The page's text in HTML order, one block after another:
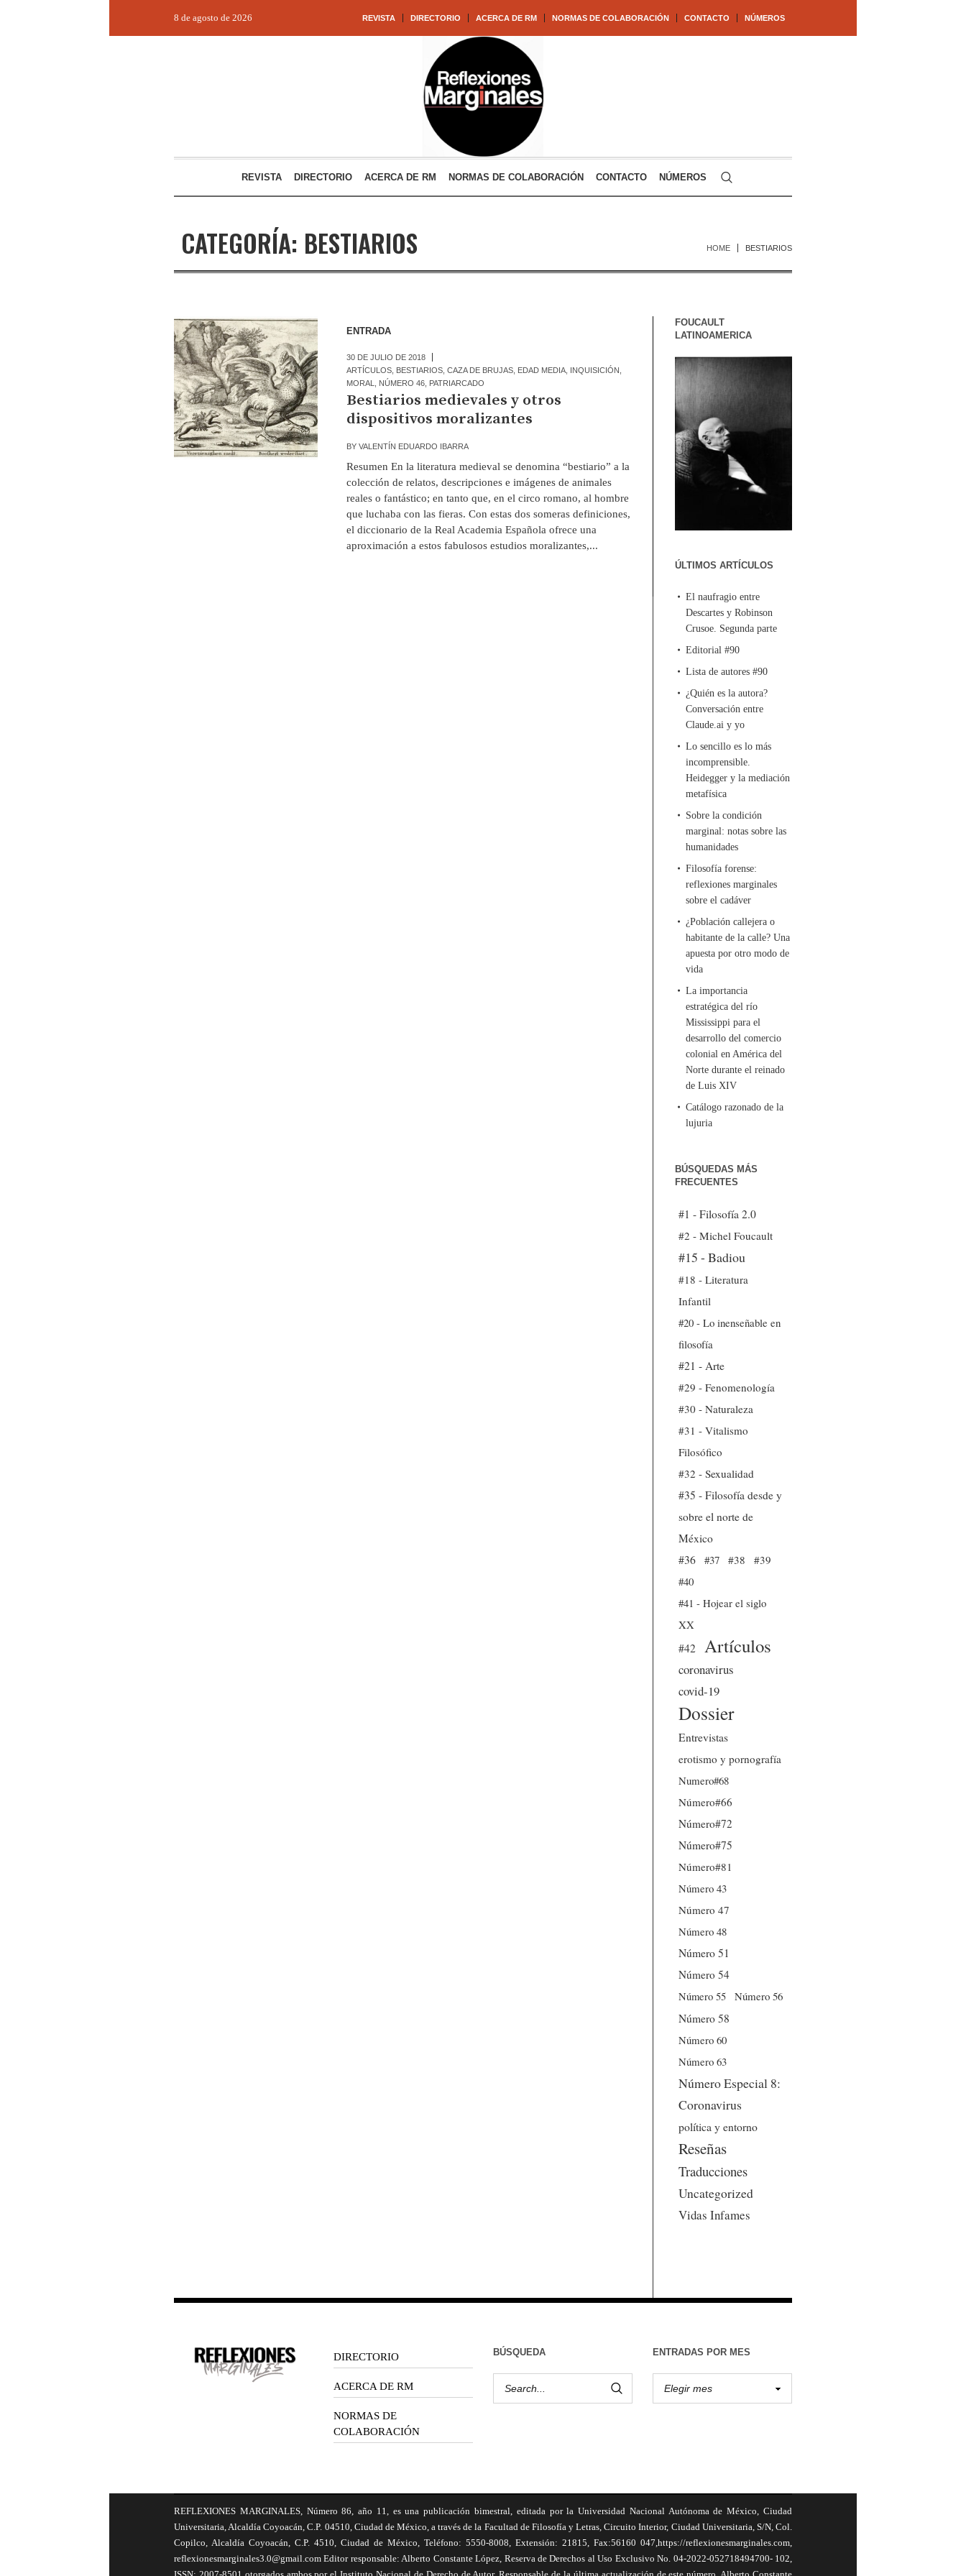
REVISTA DIRECTORIO ACERCA DE RM NORMAS DE COLABORACIÓN CONTACTO NÚMEROS
8 de agosto de 2026
REVISTA DIRECTORIO ACERCA DE RM NORMAS DE COLABORACIÓN CONTACTO NÚMEROS
CATEGORÍA: BESTIARIOS HOME BESTIARIOS
ENTRADA
30 DE JULIO DE 2018
ARTÍCULOS, BESTIARIOS, CAZA DE BRUJAS, EDAD MEDIA, INQUISICIÓN
MORAL
NÚMERO 46, PATRIARCADO
Bestiarios medievales y otros
dispositivos moralizantes
BY VALENTÍN EDUARDO IBARRA
Resumen En la literatura medieval se denomina “bestiario” a la
colección de relatos, descripciones e imágenes de animales
reales o fantástico; en tanto que, en el circo romano, al hombre
que luchaba con las fieras. Con estas dos someras definiciones,
el diccionario de la Real Academia Española ofrece una
aproximación a estos fabulosos estudios moralizantes,...
FOUCAULT
LATINOAMERICA
ÚLTIMOS ARTÍCULOS
El naufragio entre
Descartes y Robinson
Crusoe. Segunda parte
Editorial #90
Lista de autores #90
¿Quién es la autora?
Conversación entre
Claude.ai y yo
Lo sencillo es lo más
incomprensible.
Heidegger y la mediación
metafísica
Sobre la condición
marginal: notas sobre las
humanidades
Filosofía forense:
reflexiones marginales
sobre el cadáver
¿Población callejera o
habitante de la calle? Una
apuesta por otro modo de
vida
La importancia
estratégica del río
Mississippi para el
desarrollo del comercio
colonial en América del
Norte durante el reinado
de Luis XIV
Catálogo razonado de la
lujuria
BÚSQUEDAS MÁS
FRECUENTES
#1 - Filosofía 2.0
#2 - Michel Foucault
#15 - Badiou
#18 - Literatura
Infantil
#20 - Lo inenseñable en
filosofía
#21 - Arte
#29 - Fenomenología
#30 - Naturaleza
#31 - Vitalismo
Filosófico
#32 - Sexualidad
#35 - Filosofía desde y
sobre el norte de
México
#36
#37 #38
#39
#40
#41 - Hojear el siglo
XX
#42
Artículos
coronavirus
covid-19
Dossier
Entrevistas
erotismo y pornografía
Numero#68
Número#66
Número#72
Número#75
Número#81
Número 43
Número 47
Número 48
Número 51
Número 54
Número 55
Número 56
Número 58
Número 60
Número 63
Número Especial 8:
Coronavirus
política y entorno
Reseñas
Traducciones
Uncategorized
Vidas Infames
DIRECTORIO
ACERCA DE RM
NORMAS DE
COLABORACIÓN
BÚSQUEDA ENTRADAS POR MES
REFLEXIONES MARGINALES, Número 86, año 11, es una publicación bimestral, editada por la Universidad Nacional Autónoma de México, Ciudad
Universitaria, Alcaldía Coyoacán, C.P. 04510, Ciudad de México, a través de la Facultad de Filosofía y Letras, Circuito Interior, Ciudad Universitaria, S/N, Col.
Copilco, Alcaldía Coyoacán, C.P. 4510, Ciudad de México, Teléfono: 5550-8008, Extensión: 21815, Fax:56160 047,https://reflexionesmarginales.com,
reflexionesmarginales3.0@gmail.com Editor responsable: Alberto Constante López, Reserva de Derechos al Uso Exclusivo No. 04-2022-052718494700- 102,